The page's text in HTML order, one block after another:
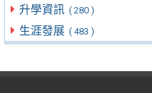
升學資訊 ( 280 )
生涯發展 ( 483 )